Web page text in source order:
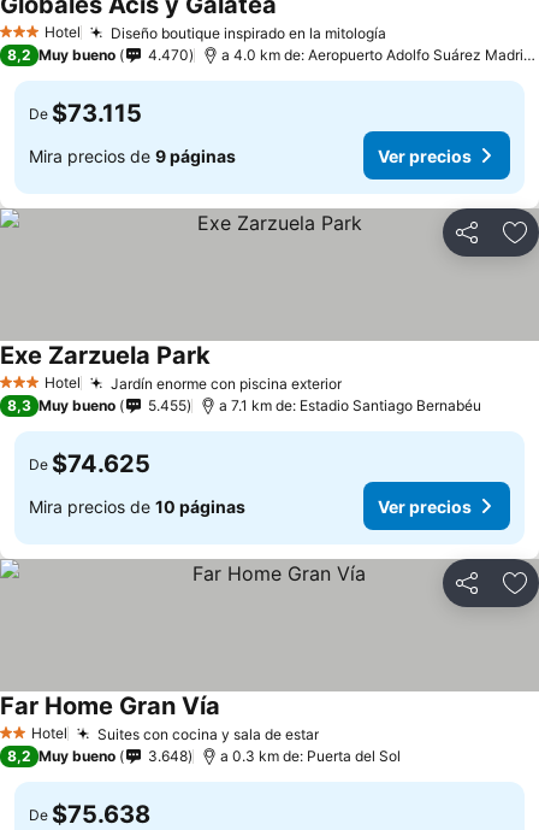
3 Estrellas
Hotel Diseño boutique inspirado en la mitología
8,2 Muy bueno 4.470 a 4.0 km de: Aeropuerto Adolfo Suárez Madrid–Barajas
De $73.115
Mira precios de 9 páginas Ver precios
Compartir
3 Estrellas
Hotel Jardín enorme con piscina exterior
Exe Zarzuela Park
8,3 Muy bueno 5.455 a 7.1 km de: Estadio Santiago Bernabéu
De $74.625
Mira precios de 10 páginas Ver precios
Compartir
2 Estrellas
Hotel Suites con cocina y sala de estar
Far Home Gran Vía
8,2 Muy bueno 3.648 a 0.3 km de: Puerta del Sol
De $75.638